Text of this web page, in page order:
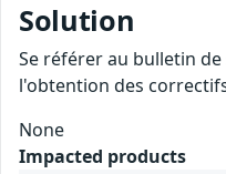
Solution
Se référer au bulletin
l'obtention des
None
Impacted products